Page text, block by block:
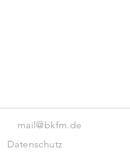
mail@bkfm.de
Datenschutz